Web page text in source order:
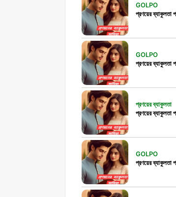
GOLPO
প্রণয়ের ব্যাকুলতা
GOLPO
প্রণয়ের ব্যাকুলতা
প্রণয়ের ব্যাকুলতা
প্রণয়ের ব্যাকুলতা
GOLPO
প্রণয়ের ব্যাকুলতা